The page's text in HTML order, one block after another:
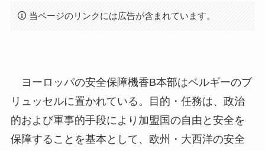
当ページのリンクには広告が含まれています。
ヨーロッパの安全保障機香B本部はベルギーのブ
リュッセルに置かれている。目的・任務は、政治
的および軍事的手段により加盟国の自由と安全を
保障することを基本として、欧州・大西洋の安全